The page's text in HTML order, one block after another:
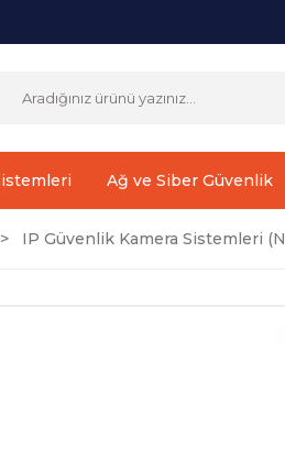
Ağ ve Siber Güvenlik
IP Güvenlik Kamera Sistemleri